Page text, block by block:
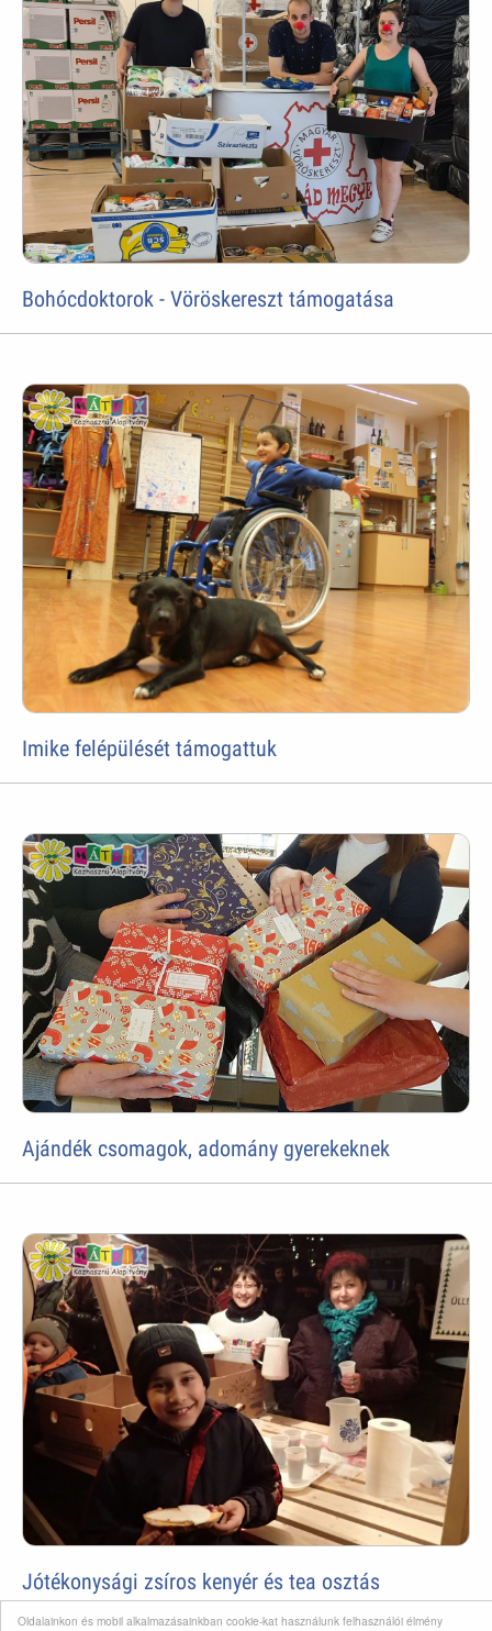
Oldalainkon és mobil alkalmazásainkban cookie-kat használunk felhasználói élmény
Bohócdoktorok - Vöröskereszt támogatása
Imike felépülését támogattuk
Ajándék csomagok, adomány gyerekeknek
Jótékonysági zsíros kenyér és tea osztás